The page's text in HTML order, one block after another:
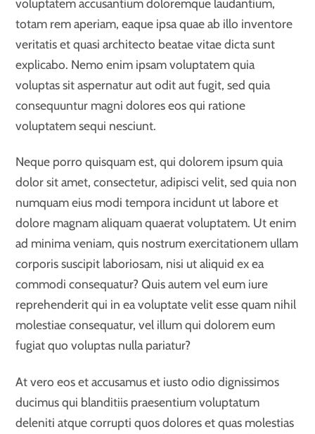
totam rem aperiam, eaque ipsa quae ab illo inventore
veritatis et quasi architecto beatae vitae dicta sunt
explicabo. Nemo enim ipsam voluptatem quia
voluptas sit aspernatur aut odit aut fugit, sed quia
consequuntur magni dolores eos qui ratione
voluptatem sequi nesciunt.
Neque porro quisquam est, qui dolorem ipsum quia
dolor sit amet, consectetur, adipisci velit, sed quia non
numquam eius modi tempora incidunt ut labore et
dolore magnam aliquam quaerat voluptatem. Ut enim
ad minima veniam, quis nostrum exercitationem ullam
corporis suscipit laboriosam, nisi ut aliquid ex ea
commodi consequatur? Quis autem vel eum iure
reprehenderit qui in ea voluptate velit esse quam nihil
molestiae consequatur, vel illum qui dolorem eum
fugiat quo voluptas nulla pariatur?
At vero eos et accusamus et iusto odio dignissimos
ducimus qui blanditiis praesentium voluptatum
deleniti atque corrupti quos dolores et quas molestias